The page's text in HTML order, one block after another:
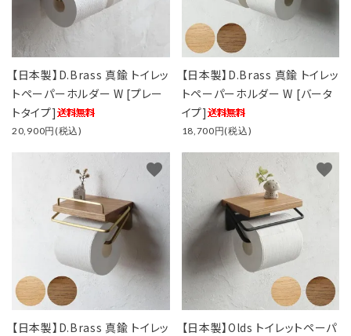
【日本製】D.Brass 真鍮 トイレッ
トペーパーホルダー W [プレー
トタイプ]
20,900円(税込)
【日本製】D.Brass 真鍮 トイレッ
トペーパーホルダー W [バータ
イプ]
18,700円(税込)
【日本製】D.Brass 真鍮 トイレッ
favorite
【日本製】Olds トイレットペーパ
favorite